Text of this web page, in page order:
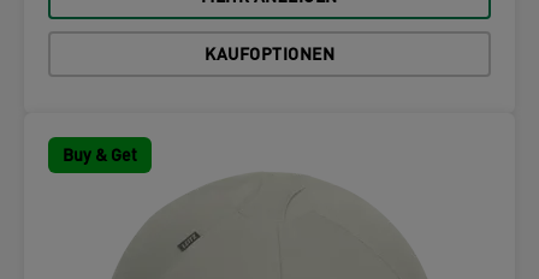
KAUFOPTIONEN
Buy & Get